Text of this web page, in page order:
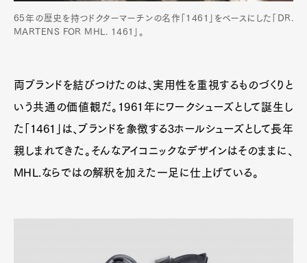
65年の歴史を持つドクターマーチンの名作「1461」をベースにした「DR.
MARTENS FOR MHL. 1461」。
両ブランドを結びつけたのは、実用性を重視するものづくりと
いう共通の価値観だ。1961年にワークシューズとして誕生し
た「1461」は、ブランドを象徴する3ホールシューズとして長年
親しまれてきた。そんなアイコニックなデザインはそのままに、
MHL.ならではの解釈を加えた一足に仕上げている。